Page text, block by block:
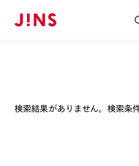
検索結果がありません。検索条